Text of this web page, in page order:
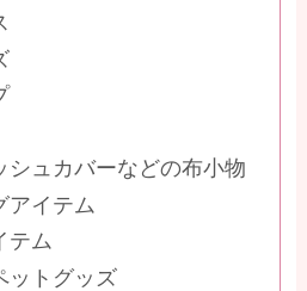
シュカバーなどの布小物
アイテム
テム
ットグッズ